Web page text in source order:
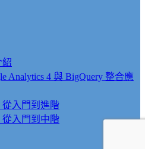
紹
Analytics 4 與 BigQuery 整合應
從入門到進階
從入門到中階